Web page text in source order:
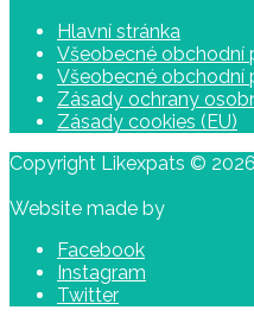
Hlavní stránka
Všeobecné obchodní
Všeobecné
Zásady ochrany
Zásady cookies (EU)
Copyright Likexpats ©
Website made by
Facebook
Instagram
Twitter